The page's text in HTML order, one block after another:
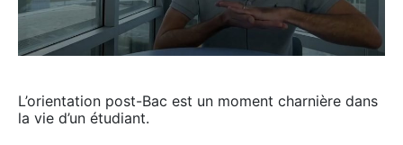
L’orientation post-Bac est un moment charnière dans
la vie d’un étudiant.